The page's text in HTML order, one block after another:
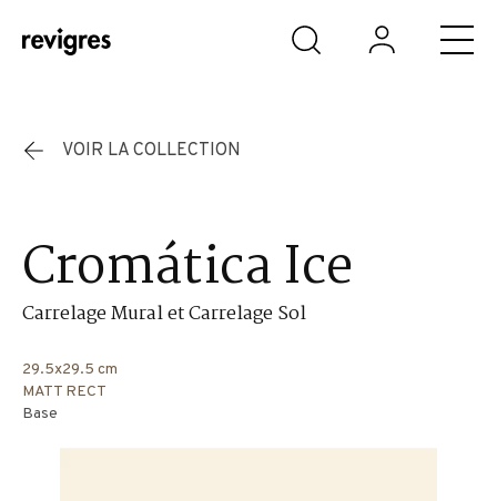
Aller au contenu principal
VOIR LA COLLECTION
Cromática Ice
Carrelage Mural et Carrelage Sol
29.5x29.5 cm
MATT RECT
Base